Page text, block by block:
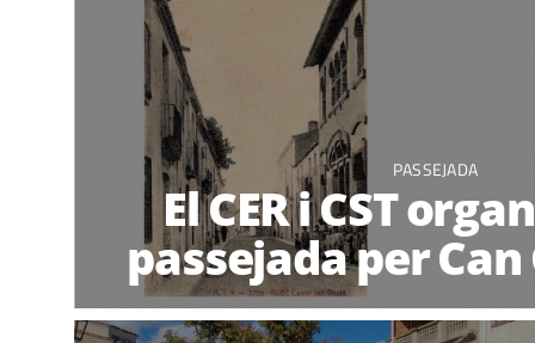
PASSEJADA
El CER i CST
passejada per